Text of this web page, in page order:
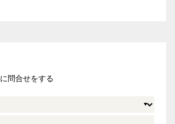
に問合せをする